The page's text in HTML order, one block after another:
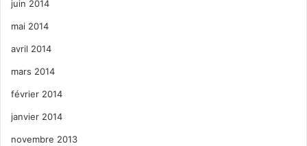
juin 2014
mai 2014
avril 2014
mars 2014
février 2014
janvier 2014
novembre 2013